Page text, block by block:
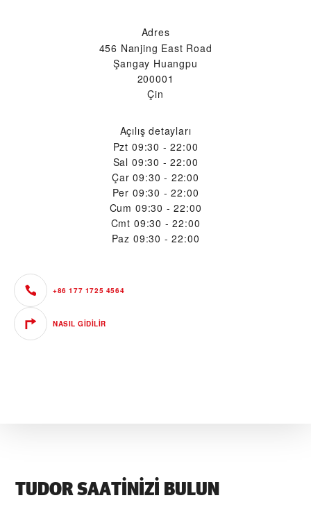
Adres
456 Nanjing East Road
Şangay Huangpu
200001
Çin
Açılış detayları
Pzt 09:30 - 22:00
Sal 09:30 - 22:00
Çar 09:30 - 22:00
Per 09:30 - 22:00
Cum 09:30 - 22:00
Cmt 09:30 - 22:00
Paz 09:30 - 22:00
+86 177 1725 4564
NASIL GIDILIR
TUDOR SAATINIZI BULUN